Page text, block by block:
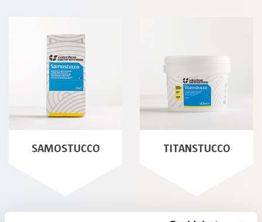
SAMOSTUCCO TITANSTUCCO